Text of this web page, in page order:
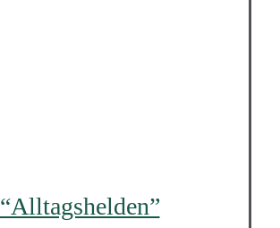
“Alltagshelden”